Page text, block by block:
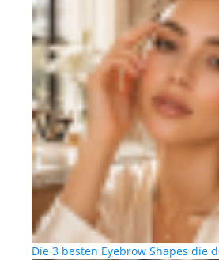
Die 3 besten Eyebrow Shapes die